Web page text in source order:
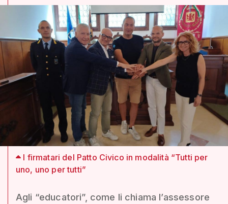
I firmatari del Patto Civico in modalità “Tutti per
uno, uno per tutti”
Agli “educatori”, come li chiama l’assessore